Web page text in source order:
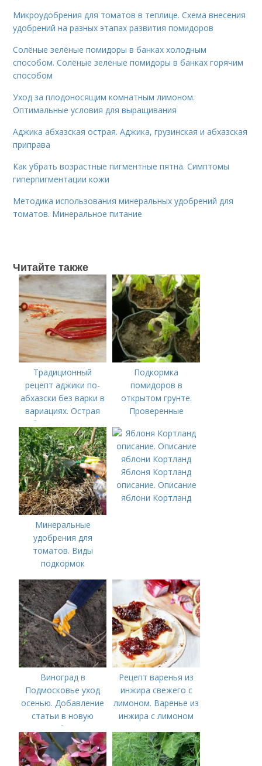
Микроудобрения для томатов в теплице. Схема внесения
удобрений на разных этапах развития помидоров
Солёные зелёные помидоры в банках холодным
способом. Солёные зелёные помидоры в банках горячим
способом
Уход за плодоносящим комнатным лимоном.
Оптимальные условия для выращивания
Аджика абхазская острая. Аджика, грузинская и абхазская
приправа
Как убрать возрастные пигментные пятна. Симптомы
гиперпигментации кожи
Методика использования минеральных удобрений для
томатов. Минеральное питание
Читайте также
Традиционный
рецепт аджики по-
абхазски без варки в
вариациях. Острая
абхазская аджика
без варки
Подкормка
помидоров в
открытом грунте.
Проверенные
минеральные
удобрения
Минеральные
удобрения для
томатов. Виды
подкормок
Яблоня Кортланд
описание. Описание
яблони Кортланд
Виноград в
Подмосковье уход
осенью. Добавление
статьи в новую
подборку
Рецепт варенья из
инжира свежего с
лимоном. Варенье из
инжира с лимоном